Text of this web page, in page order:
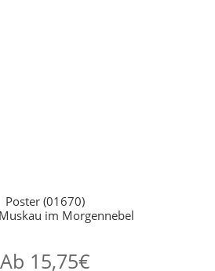
Poster (01670)
im Morgennebel
Ab 15,75€